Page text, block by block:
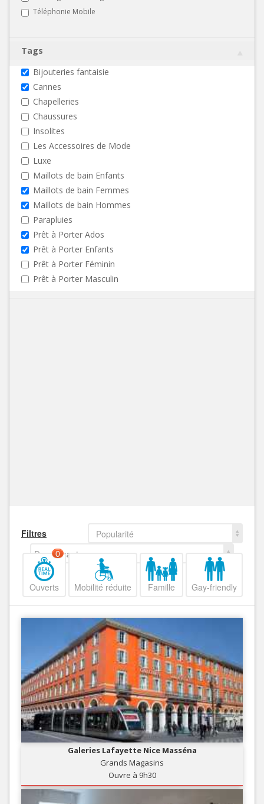
Téléphonie Mobile
Tags
Bijouteries fantaisie
Cannes
Chapelleries
Chaussures
Insolites
Les Accessoires de Mode
Luxe
Maillots de bain Enfants
Maillots de bain Femmes
Maillots de bain Hommes
Parapluies
Prêt à Porter Ados
Prêt à Porter Enfants
Prêt à Porter Féminin
Prêt à Porter Masculin
Filtres
Popularité
Decroissant
Ouverts
0
Mobilité réduite Famille Gay-friendly
Galeries Lafayette Nice Masséna
Grands Magasins
Ouvre à 9h30